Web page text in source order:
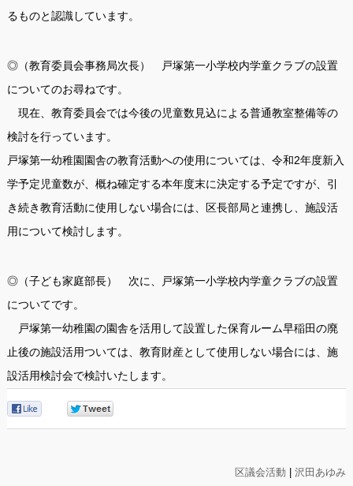
るものと認識しています。
◎（教育委員会事務局次長） 戸塚第一小学校内学童クラブの設置
についてのお尋ねです。
現在、教育委員会では今後の児童数見込による普通教室整備等の
検討を行っています。
戸塚第一幼稚園園舎の教育活動への使用については、令和2年度新入
学予定児童数が、概ね確定する本年度末に決定する予定ですが、引
き続き教育活動に使用しない場合には、区長部局と連携し、施設活
用について検討します。
◎（子ども家庭部長） 次に、戸塚第一小学校内学童クラブの設置
についてです。
戸塚第一幼稚園の園舎を活用して設置した保育ルーム早稲田の廃
止後の施設活用ついては、教育財産として使用しない場合には、施
設活用検討会で検討いたします。
区議会活動 |沢田あゆみ